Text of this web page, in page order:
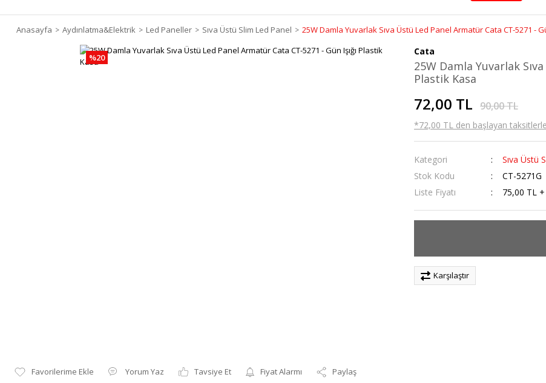
Anasayfa Aydınlatma&Elektrik Led Paneller Sıva Üstü Slim Led Panel 25W Damla Yuvarlak Sıva Üstü Led Panel Armatür Cata CT-5271 -
%20
Yorum Yaz Tavsiye Et Fiyat Alarmı Paylaş
Cata
25W Damla Yuvarlak
Plastik Kasa
72,00 TL 90,00 TL
*72,00 TL den başlayan
Kategori
Sıva Üstü
Stok Kodu
CT-5271G
Liste Fiyatı
75,00 TL
Karşılaştır